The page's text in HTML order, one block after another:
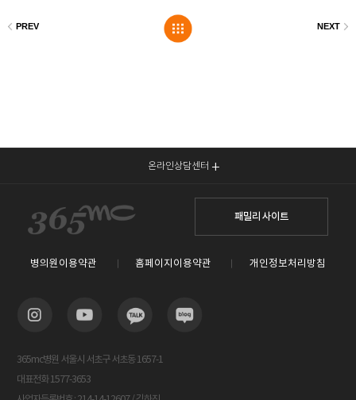
온라인상담센터
패밀리 사이트
병의원이용약관 홈페이지이용약관 개인정보처리방침
365mc병원 서울시 서초구 서초동 1657-1
대표전화 1577-3653